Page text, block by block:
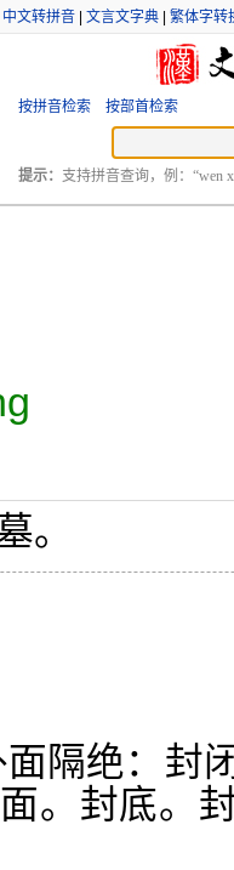
中文转拼音 文言文字典 繁体字转
按拼音检索 按部首检索
提示： 支持拼音查询，例：“wen
。
隔绝：封
。封底。